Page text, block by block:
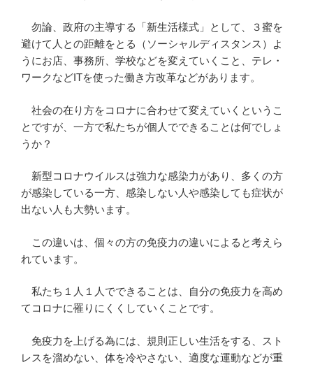
勿論、政府の主導する「新生活様式」として、３蜜を
避けて人との距離をとる（ソーシャルディスタンス）よ
うにお店、事務所、学校などを変えていくこと、テレ・
ワークなどITを使った働き方改革などがあります。
社会の在り方をコロナに合わせて変えていくというこ
とですが、一方で私たちが個人でできることは何でしょ
うか？
新型コロナウイルスは強力な感染力があり、多くの方
が感染している一方、感染しない人や感染しても症状が
出ない人も大勢います。
この違いは、個々の方の免疫力の違いによると考えら
れています。
私たち１人１人でできることは、自分の免疫力を高め
てコロナに罹りにくくしていくことです。
免疫力を上げる為には、規則正しい生活をする、スト
レスを溜めない、体を冷やさない、適度な運動などが重